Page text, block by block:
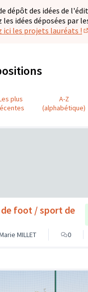
dépôt des idées de
les idées déposées par
ici les projets lauréats !
plus
A-Z
(alphabétique)
de foot / sport de
MILLET
0